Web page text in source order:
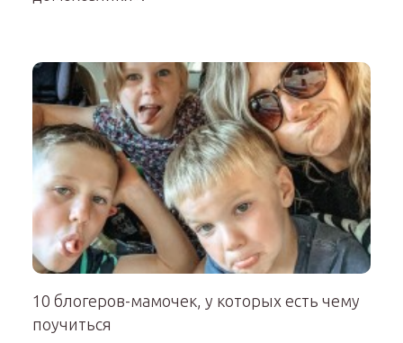
10 блогеров-мамочек, у которых есть чему
поучиться